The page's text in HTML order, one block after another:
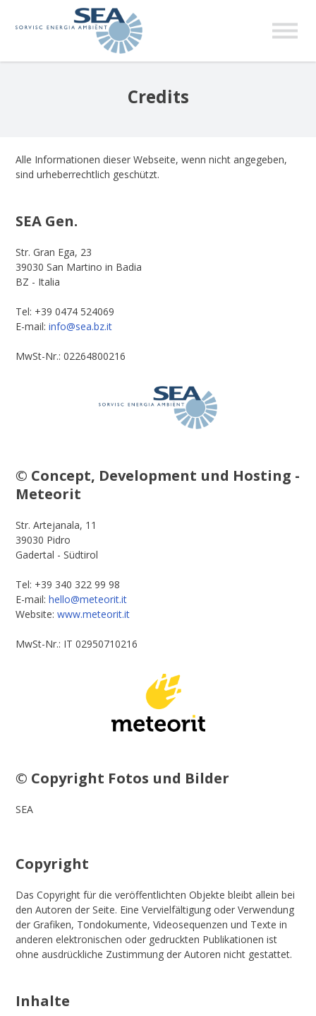
Stromverteilung
Stromverteilung
Schnelles Internet
Schnelles Internet
Online Dienste
Stromverteilung
Stromverteilung
Schnelles Internet
Schnelles Internet
Dokumente
Online
FAQ
Sitemap
Credits
Alle Informationen dieser Webseite, wenn nicht angegeben,
sind urheberrechtlich geschützt.
SEA Gen.
Str. Gran Ega, 23
39030 San Martino in Badia
BZ - Italia
Tel: +39 0474 524069
E-mail:info@sea.bz.it
MwSt-Nr.: 02264800216
© Concept, Development und Hosting -
Meteorit
Str. Artejanala, 11
39030 Pidro
Gadertal - Südtirol
Tel: +39 340 322 99 98
E-mail:hello@meteorit.it
Website:www.meteorit.it
MwSt-Nr.: IT 02950710216
© Copyright Fotos und Bilder
SEA
Copyright
Das Copyright für die veröffentlichten Objekte bleibt allein bei
den Autoren der Seite. Eine Vervielfältigung oder Verwendung
der Grafiken, Tondokumente, Videosequenzen und Texte in
anderen elektronischen oder gedruckten Publikationen ist
ohne ausdrückliche Zustimmung der Autoren nicht gestattet.
Inhalte